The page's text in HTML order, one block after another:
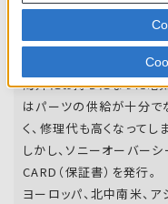
世界47の国や地域
ています。
海外にお持ちになった電
はパーツの供給が十分で
く、修理代も高くなってし
しかし、ソニーオーバー
CARD（保証書）を発行。
ヨーロッパ、北中南米、ア